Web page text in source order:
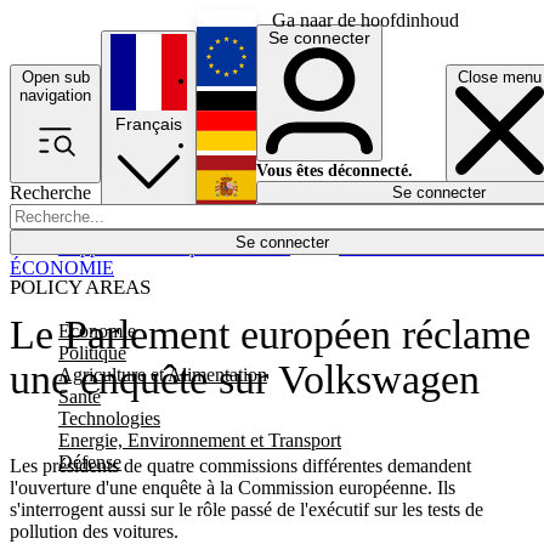
Ga naar de hoofdinhoud
Open sub
navigation
Close menu
Recherche
Se connecter
POLICY AREAS
Economie
Politique
Agriculture et Alimentation
Santé
Technologies
Energie, Environnement et Transport
Défense
Économie
Français
English
Deutsch
Español
Se connecter
Vous êtes déconnecté.
Se connecter
Le Parlement européen réclame
une enquête sur Volkswagen
Les présidents de quatre commissions différentes demandent
l'ouverture d'une enquête à la Commission européenne. Ils
s'interrogent aussi sur le rôle passé de l'exécutif sur les tests de
pollution des voitures.
ÉCONOMIE